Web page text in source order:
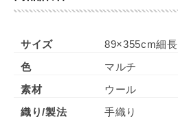
サイズ
89×355cm細長
色
マルチ
素材
ウール
織り/製法
手織り